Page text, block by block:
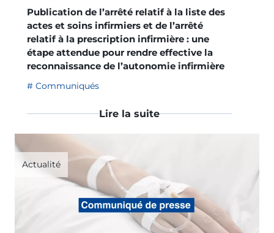
Publication de l’arrêté relatif à la liste des
actes et soins infirmiers et de l’arrêté
relatif à la prescription infirmière : une
étape attendue pour rendre effective la
reconnaissance de l’autonomie infirmière
Communiqués
Lire la suite
Actualité